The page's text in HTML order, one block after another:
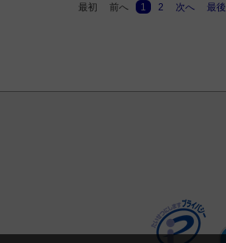
最初 前へ 1 2 次へ 最後